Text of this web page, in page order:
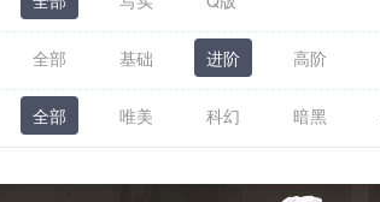
全部 基础 进阶 高阶
全部 唯美 科幻 暗黑